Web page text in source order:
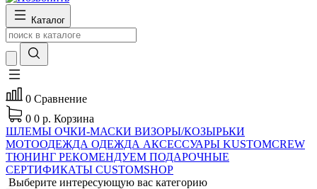
Каталог
0 Сравнение
0 0 р. Корзина
ШЛЕМЫ ОЧКИ-МАСКИ ВИЗОРЫ/КОЗЫРЬКИ
МОТООДЕЖДА ОДЕЖДА АКСЕССУАРЫ KUSTOMCREW
ТЮНИНГ РЕКОМЕНДУЕМ ПОДАРОЧНЫЕ
СЕРТИФИКАТЫ CUSTOMSHOP
Выберите интересующую вас категорию